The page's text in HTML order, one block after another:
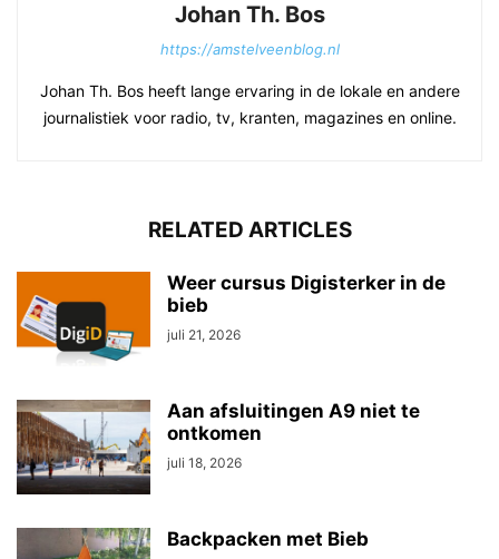
Johan Th. Bos
https://amstelveenblog.nl
Johan Th. Bos heeft lange ervaring in de lokale en andere
journalistiek voor radio, tv, kranten, magazines en online.
RELATED ARTICLES
Weer cursus Digisterker in de
bieb
juli 21, 2026
Aan afsluitingen A9 niet te
ontkomen
juli 18, 2026
Backpacken met Bieb